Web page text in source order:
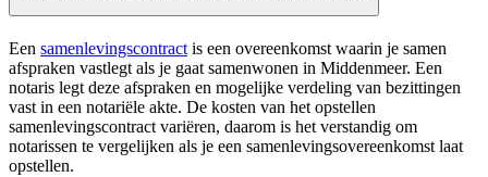
Een samenlevingscontract is een overeenkomst waarin je samen
afspraken vastlegt als je gaat samenwonen in Middenmeer. Een
notaris legt deze afspraken en mogelijke verdeling van bezittingen
vast in een notariële akte. De kosten van het opstellen
samenlevingscontract variëren, daarom is het verstandig om
notarissen te vergelijken als je een samenlevingsovereenkomst laat
opstellen.